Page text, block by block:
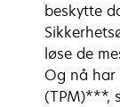
beskytte
løse de
Og nå har
(TPM)***,